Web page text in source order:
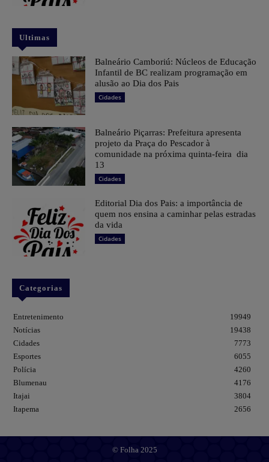
Ultimas
Balneário Camboriú: Núcleos de Educação
Infantil de BC realizam programação em
alusão ao Dia dos Pais
Cidades
Balneário Piçarras: Prefeitura apresenta
projeto da Praça do Pescador à
comunidade na próxima quinta-feira dia
13
Cidades
Editorial Dia dos Pais: a importância de
quem nos ensina a caminhar pelas estradas
da vida
Cidades
Categorias
Entretenimento
19949
Notícias
19438
Cidades
7773
Esportes
6055
Polícia
4260
Blumenau
4176
Itajai
3804
Itapema
2656
© Folha 2025